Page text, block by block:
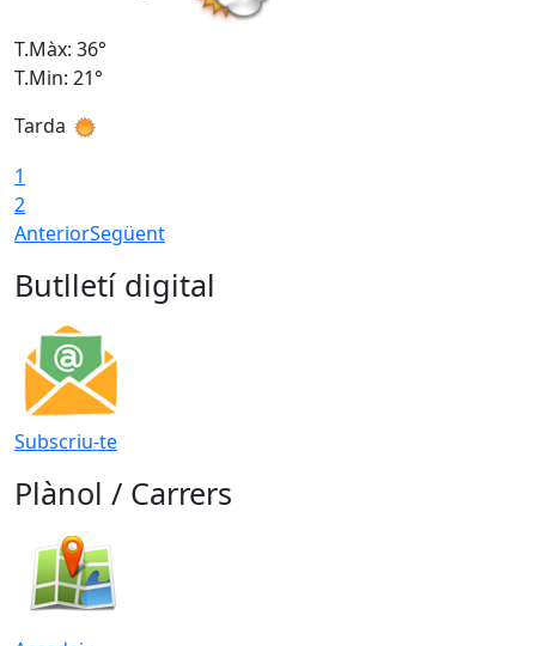
T.Màx: 36°
T.Min: 21°
Tarda
1
2
AnteriorSegüent
Butlletí digital
Subscriu-te
Plànol / Carrers